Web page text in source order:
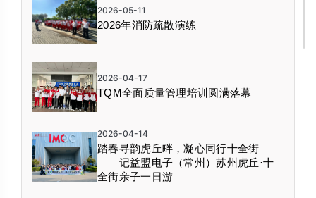
2026-05-11
2026年消防疏散演练
2026-04-17
TQM全面质量管理培训圆满落幕
2026-04-14
踏春寻韵虎丘畔，凝心同行十全街
——记益盟电子（常州）苏州虎丘·十
全街亲子一日游